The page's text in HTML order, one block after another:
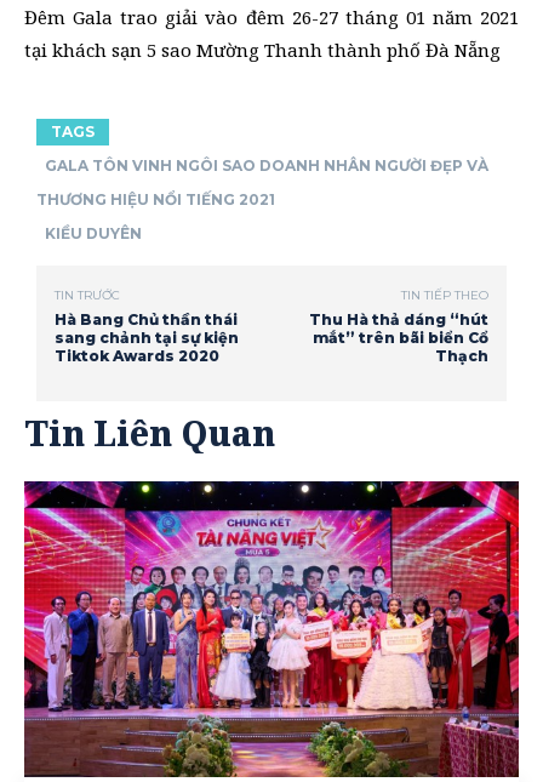
Đêm Gala trao giải vào đêm 26-27 tháng 01 năm 2021
tại khách sạn 5 sao Mường Thanh thành phố Đà Nẵng
TAGS
GALA TÔN VINH NGÔI SAO DOANH NHÂN NGƯỜI ĐẸP VÀ
THƯƠNG HIỆU NỔI TIẾNG 2021
KIỀU DUYÊN
TIN TRƯỚC
Hà Bang Chủ thần thái
sang chảnh tại sự kiện
Tiktok Awards 2020
TIN TIẾP THEO
Thu Hà thả dáng “hút
mắt” trên bãi biển Cổ
Thạch
Tin Liên Quan